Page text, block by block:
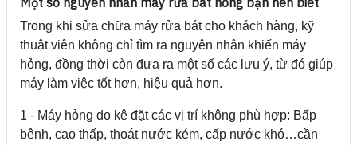
Trong khi sửa chữa máy rửa bát cho khách hàng, kỹ
thuật viên không chỉ tìm ra nguyên nhân khiến máy
hỏng, đồng thời còn đưa ra một số các lưu ý, từ đó giúp
máy làm việc tốt hơn, hiệu quả hơn.
1 - Máy hỏng do kê đặt các vị trí không phù hợp: Bấp
bênh, cao thấp, thoát nước kém, cấp nước khó…cần